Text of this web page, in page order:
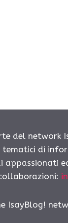
del network
di
IsayBlog!